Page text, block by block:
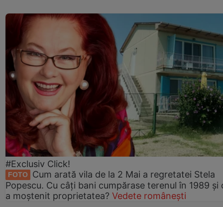
#Exclusiv Click!
FOTO
Cum arată vila de la 2 Mai a regretatei Stela
Popescu. Cu câți bani cumpărase terenul în 1989 și
a moștenit proprietatea? Vedete românești